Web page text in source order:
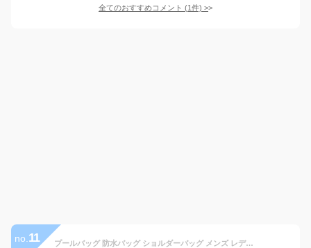
全てのおすすめコメント (1件) >
no. 11 プールバッグ 防水バッグ ショルダーバッグ メンズ レディース 25L